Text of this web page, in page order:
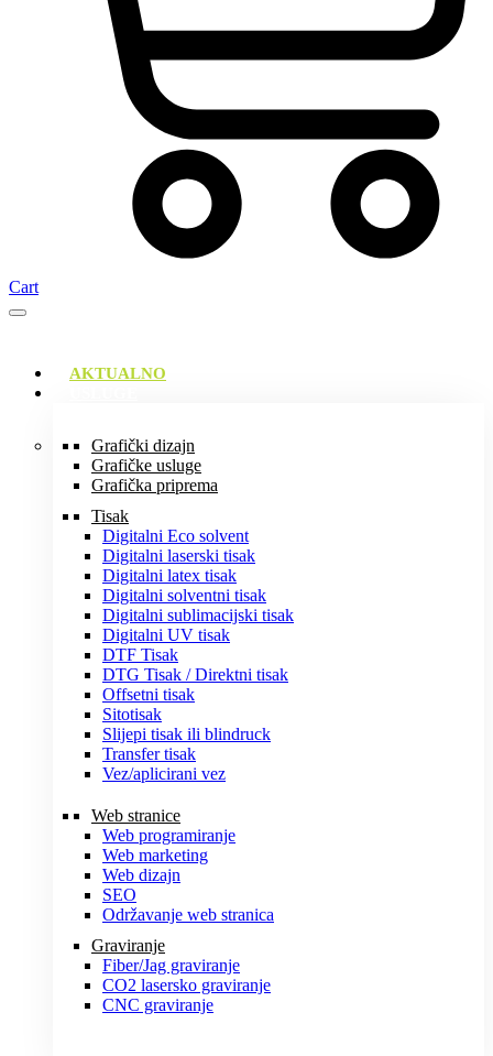
Cart
AKTUALNO
Grafički dizajn
Grafičke usluge
Grafička priprema
Tisak
Digitalni Eco solvent
Digitalni laserski tisak
Digitalni latex tisak
Digitalni solventni tisak
Digitalni sublimacijski tisak
Digitalni UV tisak
DTF Tisak
DTG Tisak / Direktni tisak
Offsetni tisak
Sitotisak
Slijepi tisak ili blindruck
Transfer tisak
Vez/aplicirani vez
Web stranice
Web programiranje
Web marketing
Web dizajn
SEO
Održavanje web stranica
Graviranje
Fiber/Jag graviranje
CO2 lasersko graviranje
CNC graviranje